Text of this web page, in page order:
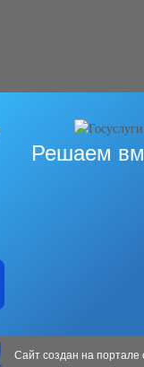
Решаем
Сайт создан на